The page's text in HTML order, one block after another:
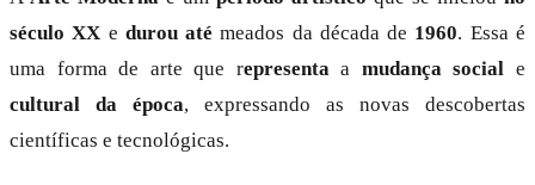
século XX e durou até meados da década de 1960. Essa é
uma forma de arte que representa a mudança social e
cultural
da época, expressando as novas descobertas
científicas e tecnológicas.